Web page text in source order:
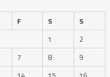
F S
S
1
2
7 8
9